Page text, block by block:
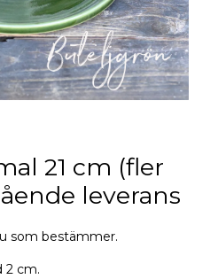
21 cm (fler
leverans
som bestämmer.
2 cm.